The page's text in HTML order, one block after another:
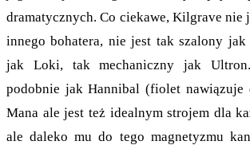
dramatycznych. Co ciekawe, Kilgrave nie
innego bohatera, nie jest tak szalony
jak Loki, tak mechaniczny jak
podobnie jak Hannibal (fiolet nawiązuje
Mana ale jest też idealnym strojem dla
ale daleko mu do tego magnetyzmu